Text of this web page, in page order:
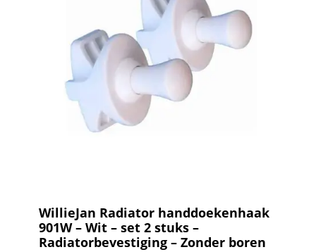
WillieJan Radiator handdoekenhaak
901W – Wit – set 2 stuks –
Radiatorbevestiging – Zonder boren